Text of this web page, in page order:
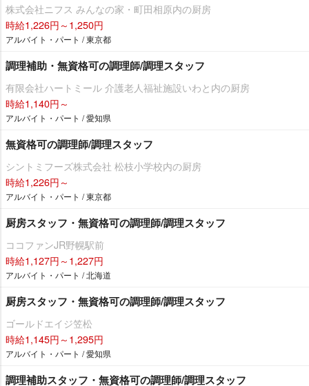
株式会社ニフス みんなの家・町田相原内の厨房
時給1,226円～1,250円
アルバイト・パート / 東京都
調理補助・無資格可の調理師/調理スタッフ
有限会社ハートミール 介護老人福祉施設いわと内の厨房
時給1,140円～
アルバイト・パート / 愛知県
無資格可の調理師/調理スタッフ
シントミフーズ株式会社 松枝小学校内の厨房
時給1,226円～
アルバイト・パート / 東京都
厨房スタッフ・無資格可の調理師/調理スタッフ
ココファンJR野幌駅前
時給1,127円～1,227円
アルバイト・パート / 北海道
厨房スタッフ・無資格可の調理師/調理スタッフ
ゴールドエイジ笠松
時給1,145円～1,295円
アルバイト・パート / 愛知県
調理補助スタッフ・無資格可の調理師/調理スタッフ